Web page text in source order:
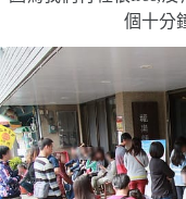
個十分